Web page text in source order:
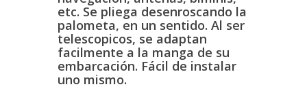
etc. Se pliega desenroscando la
palometa, en un sentido. Al ser
telescopicos, se adaptan
facilmente a la manga de su
embarcación. Fácil de instalar
uno mismo.